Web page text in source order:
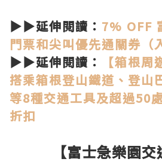
▶▶延伸閱讀： 7% OFF
門票和尖叫優先通關券（
▶▶延伸閱讀：
【箱根
搭乘箱根登山鐵道、登山
等8種交通工具及超過50
折扣
【富士急樂園交